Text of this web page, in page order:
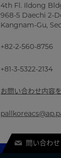
4th Fl. Ildong
968-5 Daechi 2-
Kangnam-Gu,
+82-2-560-8756
+81-3-5322-2134
お問い合わせ内容
問い合わせ